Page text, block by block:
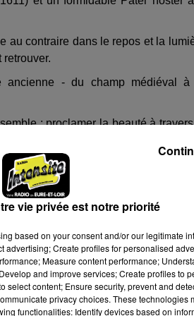
au contraire dans le repos et la
retrouver.
ancienne - du champ médiéval
: proclamer la beauté à
auprès de tous les
vie privée est notre priorité
based on your consent and/or our legitimate
Create profiles for personalised
Measure content performance;
and improve services; Create profiles to
content; Ensure security, prevent and
privacy choices. These technologies
functionalities: Identify devices based on